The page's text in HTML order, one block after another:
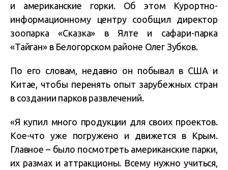
и американские горки. Об этом Курортно-
информационному центру сообщил директор
зоопарка «Сказка» в Ялте и сафари-парка
«Тайган» в Белогорском районе Олег Зубков.
По его словам, недавно он побывал в США и
Китае, чтобы перенять опыт зарубежных стран
в создании парков развлечений.
«Я купил много продукции для своих проектов.
Кое-что уже погружено и движется в Крым.
Главное – было посмотреть американские парки,
их размах и аттракционы. Всему нужно учиться,